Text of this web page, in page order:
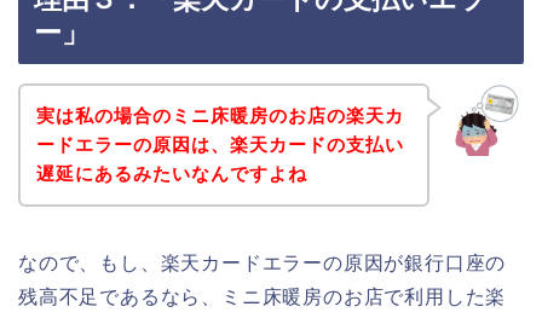
ー」
実は私の場合のミニ床暖房のお店の楽天カ
ードエラーの原因は、楽天カードの支払い
遅延にあるみたいなんですよね
なので、もし、楽天カードエラーの原因が銀行口座の
残高不足であるなら、ミニ床暖房のお店で利用した楽